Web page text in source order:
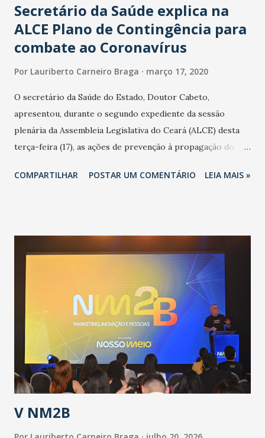
Secretário da Saúde explica na
ALCE Plano de Contingência para
combate ao Coronavírus
Por Lauriberto Carneiro Braga março 17, 2020
O secretário da Saúde do Estado, Doutor Cabeto,
apresentou, durante o segundo expediente da sessão
plenária da Assembleia Legislativa do Ceará (ALCE) desta
terça-feira (17), as ações de prevenção à propagação do
adotadas pelo Governo do Estado na contenção da
população suspeita e de cuidados com os ambientes
públicos e domiciliares. “Nós não estamos vivendo uma
epidemia comum, como temos em todos os anos, com
aumento de casos de dengue, influenza ou H1N1. Trata-se
de uma epidemia com um vírus diferente, com um poder de
contaminação maior que outros coronavírus”, apontou o
secretário. Segundo ele, é uma epidemia com chance de
contaminação alta, podendo gerar um grande risco à
população e ao sistema de saúde. “Precisamos saber fazer a
estratificação do risco da doença, para não so...
COMPARTILHAR POSTAR UM COMENTÁRIO LEIA MAIS »
V NM2B